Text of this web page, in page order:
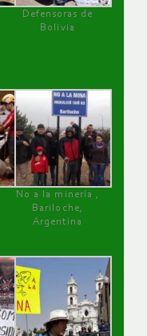
Defensoras de
Bolivia
No a la minería ,
Bariloche,
Argentina